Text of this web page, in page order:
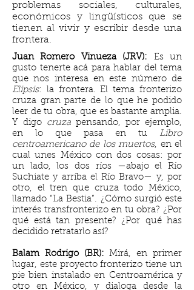
problemas sociales, culturales,
económicos y lingüísticos que se
tienen al vivir y escribir desde una
frontera.
Juan Romero Vinueza (JRV): Es un
gusto tenerte acá para hablar del tema
que nos interesa en este número de
Elipsis: la frontera. El tema fronterizo
cruza gran parte de lo que he podido
leer de tu obra, que es bastante amplia.
Y digo cruza pensando, por ejemplo,
en lo que pasa en tu Libro
centroamericano de los muertos, en el
cual unes México con dos cosas: por
un lado, los dos ríos —abajo el Río
Suchiate y arriba el Río Bravo— y, por
otro, el tren que cruza todo México,
llamado “La Bestia”. ¿Cómo surgió este
interés transfronterizo en tu obra? ¿Por
qué está tan presente? ¿Por qué has
decidido retratarlo así?
Balam Rodrigo (BR): Mirá, en primer
lugar, este proyecto fronterizo tiene un
pie bien instalado en Centroamérica y
otro en México, y dialoga desde la